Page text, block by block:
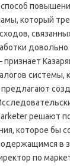
который
системы,
решают
которое бы
в
по